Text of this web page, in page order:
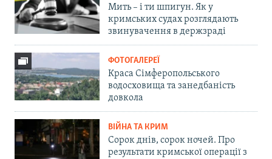
Мить – і ти шпигун. Як у
кримських судах розглядають
звинувачення в держзраді
ФОТОГАЛЕРЕЇ
Краса Сімферопольського
водосховища та занедбаність
довкола
ВІЙНА ТА КРИМ
Сорок днів, сорок ночей. Про
результати кримської операції з